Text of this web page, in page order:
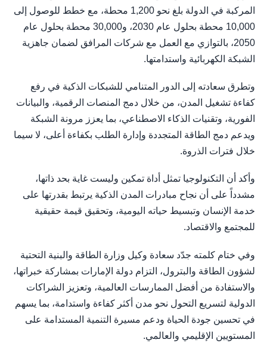
المركبة في الدولة بلغ نحو 1,200 محطة، مع خطط للوصول إلى
10,000 محطة بحلول عام 2030، و30,000 محطة بحلول عام
2050، بالتوازي مع العمل مع شركات المرافق لضمان جاهزية
الشبكة الكهربائية واستدامتها.
وتطرق سعادته إلى الدور المتنامي للشبكات الذكية في رفع
كفاءة تشغيل المدن، من خلال دمج المنصات الرقمية، والبيانات
الفورية، وتقنيات الذكاء الاصطناعي، بما يعزز مرونة الشبكة
ويدعم دمج الطاقة المتجددة وإدارة الطلب بكفاءة أعلى، لا سيما
خلال فترات الذروة.
وأكد أن التكنولوجيا تمثل أداة تمكين وليست غاية بحد ذاتها،
مشدداً على أن نجاح مبادرات المدن الذكية يرتبط بقدرتها على
خدمة الإنسان وتبسيط حياته اليومية، وتحقيق قيمة حقيقية
للمجتمع والاقتصاد.
وفي ختام كلمته جدّد سعادة وكيل وزارة الطاقة والبنية التحتية
لشؤون الطاقة والبترول، التزام دولة الإمارات بمشاركة خبراتها،
والاستفادة من أفضل الممارسات العالمية، وتعزيز الشراكات
الدولية لتسريع التحول نحو مدن أكثر كفاءة واستدامة، بما يسهم
في تحسين جودة الحياة ودعم مسيرة التنمية المستدامة على
المستويين الإقليمي والعالمي.